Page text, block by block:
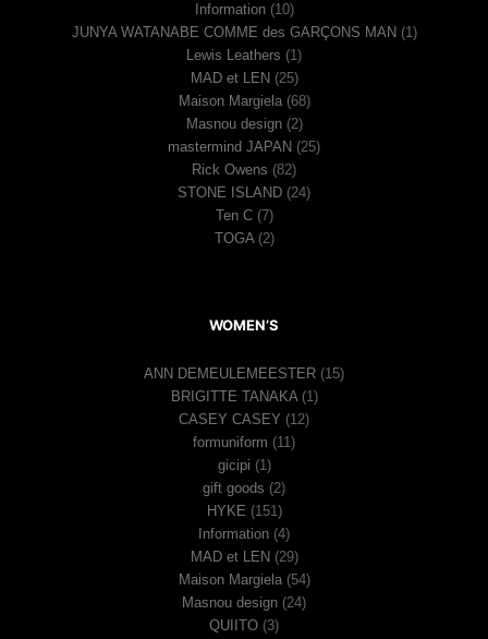
Information(10)
JUNYA WATANABE COMME des GARÇONS MAN (1)
Lewis Leathers (1)
MAD et LEN (25)
Maison Margiela(68)
Masnou design(2)
mastermind JAPAN (25)
Rick Owens (82)
STONE ISLAND (24)
Ten C(7)
TOGA(2)
WOMEN’S
ANN DEMEULEMEESTER (15)
BRIGITTE TANAKA(1)
CASEY CASEY (12)
formuniform (11)
gicipi (1)
gift goods (2)
HYKE (151)
Information (4)
MAD et LEN (29)
Maison Margiela(54)
Masnou design (24)
QUIITO (3)